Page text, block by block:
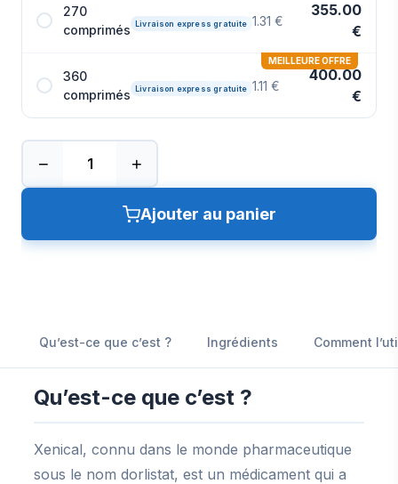
270
comprimés Livraison express gratuite 1.31 €
355.00
€
360
comprimés Livraison express gratuite 1.11 €
400.00
€
MEILLEURE OFFRE
− +
Ajouter au panier
Qu’est-ce que c’est ? Ingrédients Comment
Qu’est-ce que c’est ?
Xenical, connu dans le monde pharmaceutique
sous le nom dorlistat, est un médicament qui a